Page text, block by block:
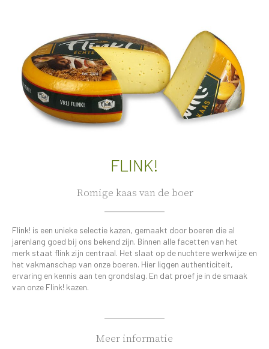
FLINK!
Romige kaas van de boer
Flink! is een unieke selectie kazen, gemaakt door boeren die al
jarenlang goed bij ons bekend zijn. Binnen alle facetten van het
merk staat flink zijn centraal. Het slaat op de nuchtere werkwijze en
het vakmanschap van onze boeren. Hier liggen authenticiteit,
ervaring en kennis aan ten grondslag. En dat proef je in de smaak
van onze Flink! kazen.
Meer informatie